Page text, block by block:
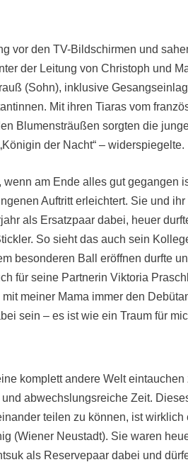
vor den TV-Bildschirmen und
der Leitung von Christoph und
(Sohn), inklusive
Mit ihren Tiaras vom
Blumensträußen sorgten die
der Nacht“ – widerspiegelte.
am Ende alles gut gegangen
Auftritt erleichtert. Sie und ihr
als Ersatzpaar dabei, heuer
So sieht das auch sein
besonderen Ball eröffnen durfte
für seine Partnerin Viktoria
meiner Mama immer den
sein – es ist wie ein Traum für
komplett andere Welt eintauchen
abwechslungsreiche Zeit.
teilen zu können, ist wirklich
(Wiener Neustadt). Sie waren
als Reservepaar dabei und